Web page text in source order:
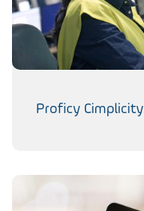
Proficy Cimplicity